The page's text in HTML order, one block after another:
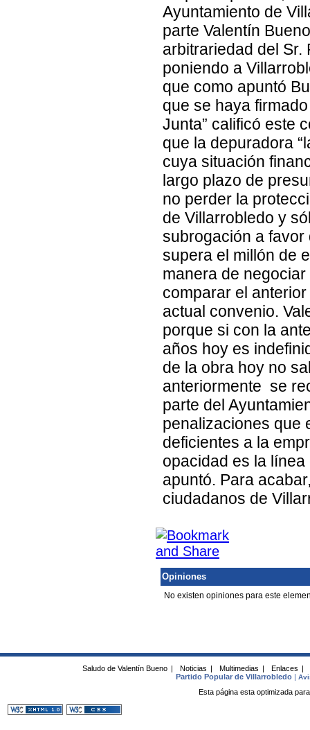
Ayuntamiento de
parte Valentín
arbitrariedad del
poniendo a
que como apuntó
que se haya
Junta” calificó este
que la depuradora
cuya situación
largo plazo de
no perder la
de Villarrobledo y
subrogación a
supera el millón de
manera de
comparar el
actual convenio.
porque si con la
años hoy es
de la obra hoy no
anteriormente se
parte del
penalizaciones que
deficientes a la
opacidad es la
apuntó. Para
ciudadanos de
Opiniones
No existen opiniones para este
Saludo de Valentín Bueno | Noticias | Multimedias | Enlaces |
Partido Popular de Villarrobledo |
Esta página esta optimizada